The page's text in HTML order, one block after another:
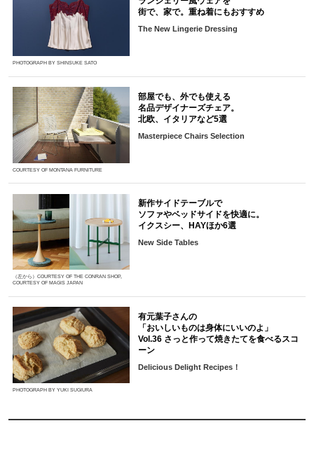
PHOTOGRAPH BY SHINSUKE SATO
街で、家で。重ね着にもおすすめ
The New Lingerie Dressing
COURTESY OF MONTANA FURNITURE
部屋でも、外でも使える
名品デザイナーズチェア。
北欧、イタリアなど5選
Masterpiece Chairs Selection
（左から）COURTESY OF THE CONRAN SHOP,
COURTESY OF MAGIS JAPAN
新作サイドテーブルで
ソファやベッドサイドを快適に。
イクスシー、HAYほか6選
New Side Tables
PHOTOGRAPH BY YUKI SUGIURA
有元葉子さんの
「おいしいものは身体にいいのよ」
Vol.36 さっと作って焼きたてを食べるスコ
ーン
Delicious Delight Recipes！